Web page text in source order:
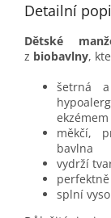
Detailní
Dětské
z biobavlny,
šetrná
ekzémem
měkčí,
bavlna
vydrží
splní